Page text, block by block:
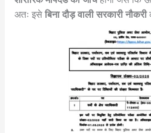
अतः इसे बिना दौड़ वाली सरकारी नौकरी